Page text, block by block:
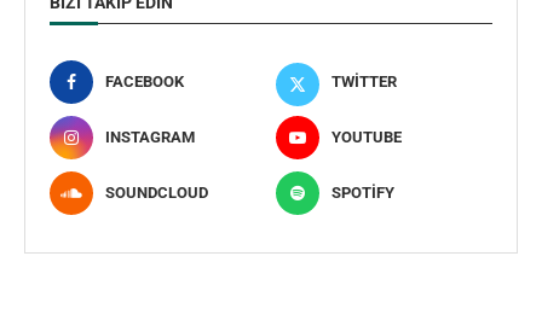
FACEBOOK TWITTER
INSTAGRAM YOUTUBE
SOUNDCLOUD SPOTIFY